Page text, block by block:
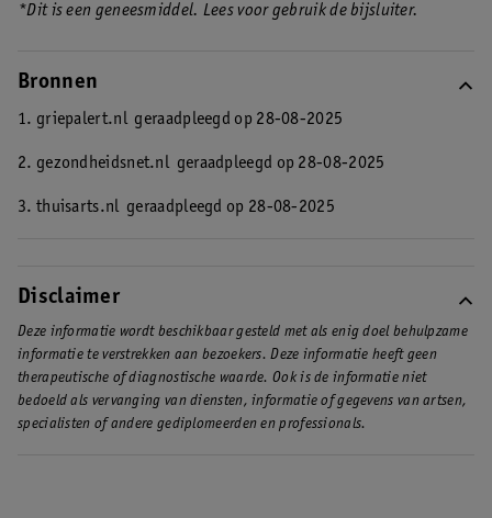
*Dit is een geneesmiddel. Lees voor gebruik de bijsluiter.
Bronnen
1. griepalert.nl geraadpleegd op 28-08-2025
2. gezondheidsnet.nl geraadpleegd op 28-08-2025
3. thuisarts.nl geraadpleegd op 28-08-2025
Disclaimer
Deze informatie wordt beschikbaar gesteld met als enig doel behulpzame
informatie te verstrekken aan bezoekers. Deze informatie heeft geen
therapeutische of diagnostische waarde. Ook is de informatie niet
bedoeld als vervanging van diensten, informatie of gegevens van artsen,
specialisten of andere gediplomeerden en professionals.